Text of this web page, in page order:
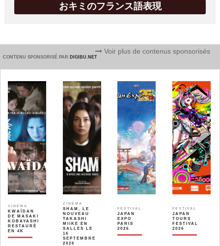
おキミのフランス語表現
CONTENU SPONSORISÉ PAR DIGIBU.NET
Voir plus de contenus sponsorisés
CINÉMA
KWAÏDAN
DE MASAKI
KOBAYASHI
RESTAURÉ
EN 4K
CINÉMA
SHAM, LE
NOUVEAU
TAKASHI
MIIKE EN
SALLES LE
16
SEPTEMBRE
2026
FESTIVAL
JAPAN
EXPO
PARIS
2026
FESTIVAL
JAPAN
TOURS
FESTIVAL
2026